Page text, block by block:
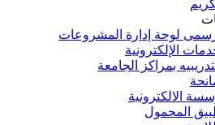
لوحة إدارة المشروعات
الإلكترونية
بمراكز الجامعة
الالكترونية
المحمول